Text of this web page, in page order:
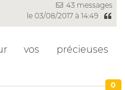
43 messages
le 03/08/2017 à 14:49
vos précieuses
0